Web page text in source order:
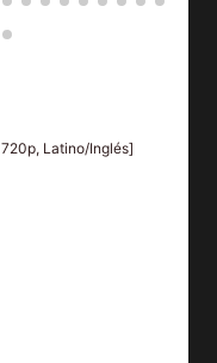
Latino/Inglés]